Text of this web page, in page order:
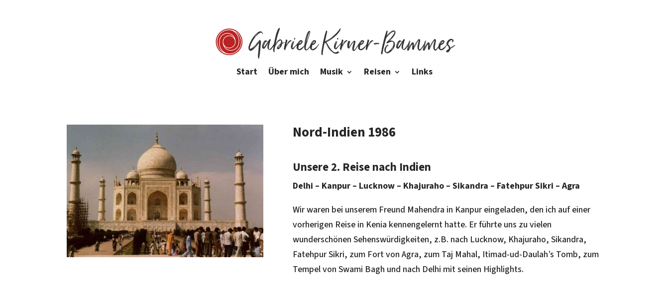
Start Über mich Musik Reisen Links
Nord-Indien 1986
Unsere 2. Reise nach Indien
Delhi – Kanpur – Lucknow – Khajuraho – Sikandra – Fatehpur Sikri – Agra
Wir waren bei unserem Freund Mahendra in Kanpur eingeladen, den ich auf einer
vorherigen Reise in Kenia kennengelernt hatte. Er führte uns zu vielen
wunderschönen Sehenswürdigkeiten, z.B. nach Lucknow, Khajuraho, Sikandra,
Fatehpur Sikri, zum Fort von Agra, zum Taj Mahal, Itimad-ud-Daulah’s Tomb, zum
Tempel von Swami Bagh und nach Delhi mit seinen Highlights.